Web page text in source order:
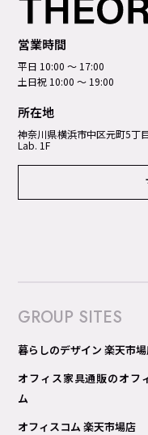
営業時間
平日 10:00 ～ 17:00
土日祝 10:00 ～ 19:00
所在地
神奈川県横浜市中区元町5丁
Lab. 1F
GROUP SITES
暮らしのデザイン 楽天市
オフィス家具通販のオフ
ム
オフィスコム 楽天市場店